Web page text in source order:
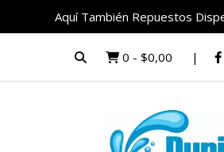
Aquí También Repuestos
0 - $0,00